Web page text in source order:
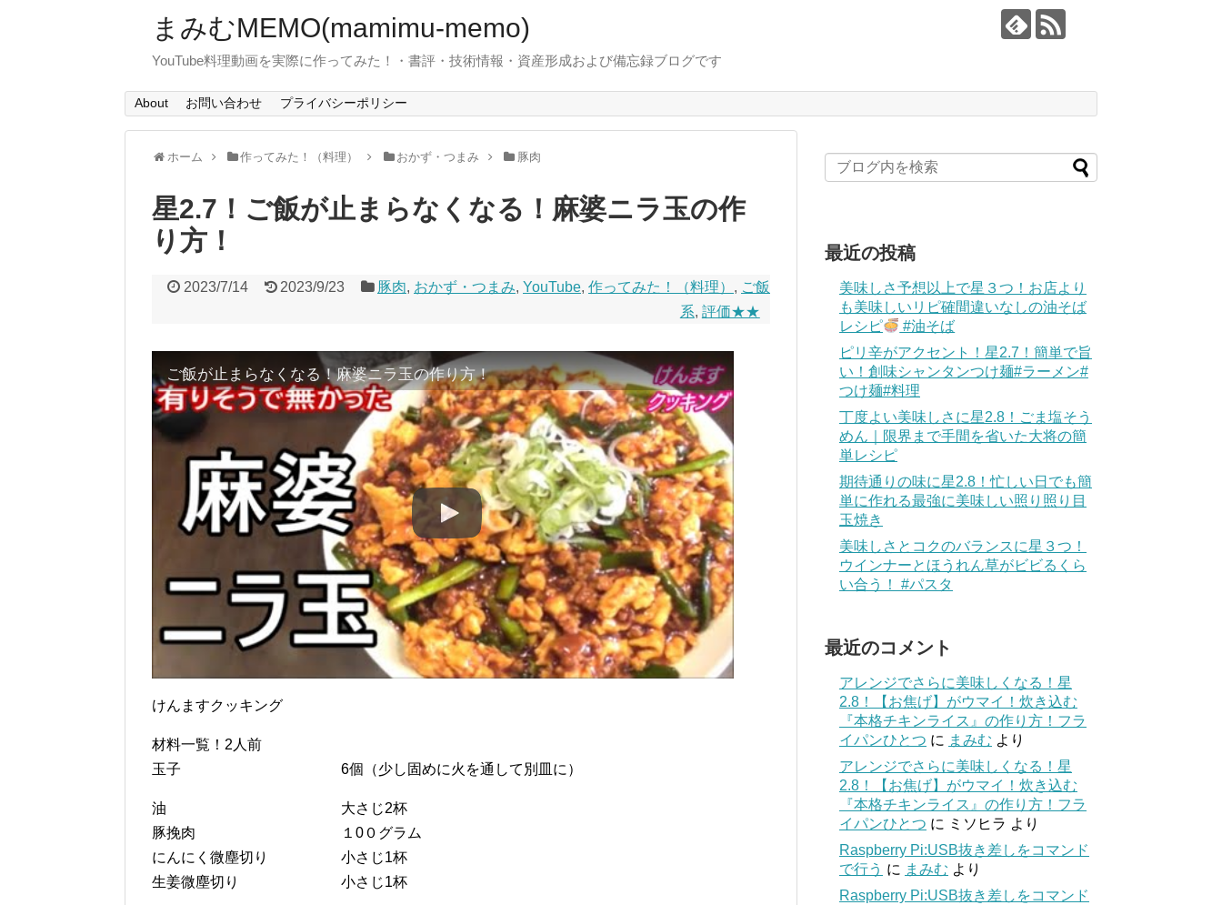
まみむMEMO(mamimu-memo)
YouTube料理動画を実際に作ってみた！・書評・技術情報・資産形成および備忘録ブログです
About お問い合わせ プライバシーポリシー
ホーム 作ってみた！（料理） おかず・つまみ 豚肉
星2.7！ご飯が止まらなくなる！麻婆ニラ玉の作
り方！
2023/7/14 2023/9/23 豚肉, おかず・つまみ, YouTube, 作ってみた！（料理） , ご飯
系, 評価★★
ご飯が止まらなくなる！麻婆ニラ玉の作り方！
けんますクッキング
材料一覧！2人前
玉子 6個（少し固めに火を通して別皿に）
油 大さじ2杯
豚挽肉 １0０グラム
にんにく微塵切り 小さじ1杯
生姜微塵切り 小さじ1杯
最近の投稿
美味しさ予想以上で星３つ！お店より
も美味しいリピ確間違いなしの油そば
レシピ
#油そば
ピリ辛がアクセント！星2.7！簡単で旨
い！創味シャンタンつけ麺#ラーメン#
つけ麺#料理
丁度よい美味しさに星2.8！ごま塩そう
めん｜限界まで手間を省いた大将の簡
単レシピ
期待通りの味に星2.8！忙しい日でも簡
単に作れる最強に美味しい照り照り目
玉焼き
美味しさとコクのバランスに星３つ！
ウインナーとほうれん草がビビるくら
い合う！ #パスタ
最近のコメント
アレンジでさらに美味しくなる！星
2.8！【お焦げ】がウマイ！炊き込む
『本格チキンライス』の作り方！フラ
イパンひとつ に まみむ より
アレンジでさらに美味しくなる！星
2.8！【お焦げ】がウマイ！炊き込む
『本格チキンライス』の作り方！フラ
イパンひとつ に ミソヒラ より
Raspberry Pi:USB抜き差しをコマンド
で行う に まみむ より
Raspberry Pi:USB抜き差しをコマンド